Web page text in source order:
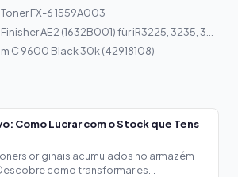
FX-6 1559A003
C 9600 Black 30k (42918108)
Como Lucrar com o Stock que Tens
originais acumulados no armazém
como transformar es...